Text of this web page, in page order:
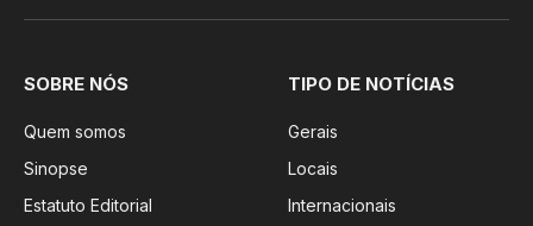
SOBRE NÓS
Quem somos
Sinopse
Estatuto Editorial
TIPO DE NOTÍCIAS
Gerais
Locais
Internacionais